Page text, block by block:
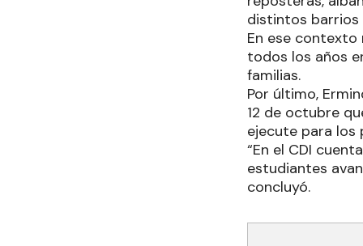
distintos barrios
En ese contexto
todos los años
familias.
Por último,
12 de octubre
ejecute para los
“En el CDI
estudiantes
concluyó.